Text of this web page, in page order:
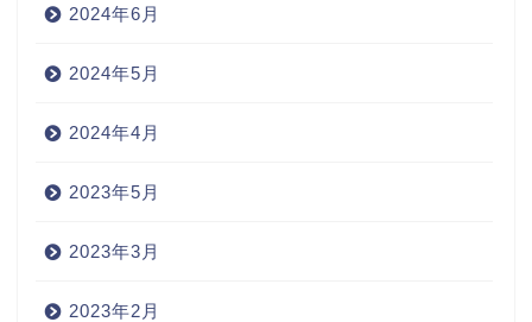
2024年6月
2024年5月
2024年4月
2023年5月
2023年3月
2023年2月